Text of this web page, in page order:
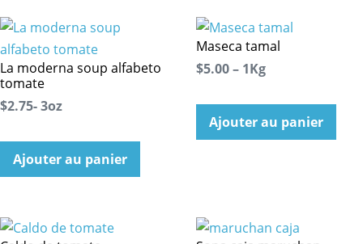
La moderna soup alfabeto
tomate
$2.75- 3oz
Ajouter au panier
Maseca tamal
$5.00 – 1Kg
Ajouter au panier